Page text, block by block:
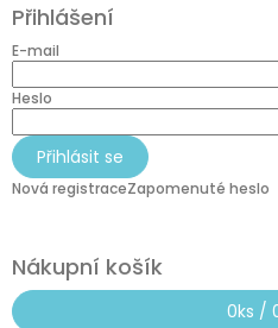
p
a
Přihlášení
E-mail
Heslo
Přihlásit se
Nová registraceZapomenuté heslo
Nákupní košík
0ks /